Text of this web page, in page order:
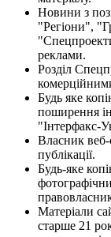
Новини з
"Регіони",
реклами.
Розділ
Будь яке
поширення
"Інтерфакс-
Власник веб-
публікації.
Будь-яке
Матеріали
старше 21